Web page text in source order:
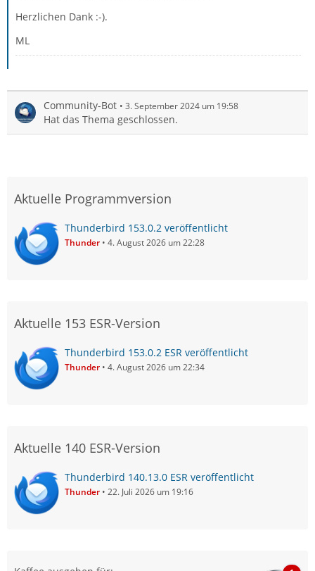
Herzlichen Dank :-).
ML
Community-Bot 3. September 2024 um 19:58
Hat das Thema geschlossen.
Aktuelle Programmversion
Thunderbird 153.0.2 veröffentlicht
Thunder 4. August 2026 um 22:28
Aktuelle 153 ESR-Version
Thunderbird 153.0.2 ESR veröffentlicht
Thunder 4. August 2026 um 22:34
Aktuelle 140 ESR-Version
Thunderbird 140.13.0 ESR veröffentlicht
Thunder 22. Juli 2026 um 19:16